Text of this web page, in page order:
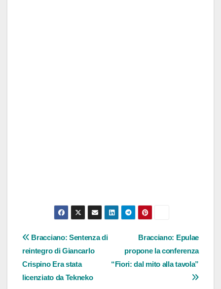
Navigazione
articoli
Bracciano: Epulae
propone la conferenza
“Fiori: dal mito alla tavola”
Bracciano: Sentenza di
reintegro di Giancarlo
Crispino Era stata
licenziato da Tekneko